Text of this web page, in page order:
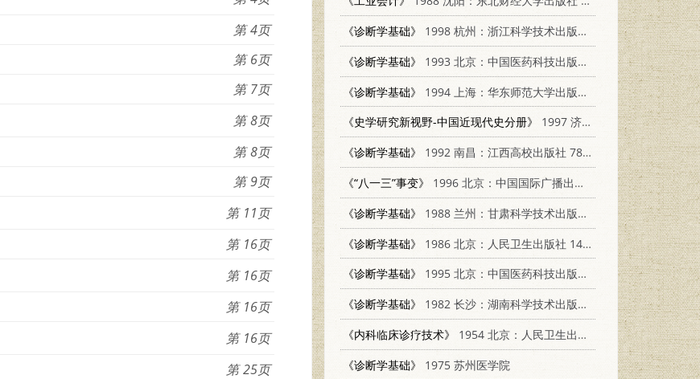
4
6
7
8
8
9
11
16
16
16
16
25
《诊断学基础》
1998 杭州：浙江科学技术出版社 7534111579
《诊断学基础》
1993 北京：中国医药科技出版社 7506709953
《诊断学基础》
1994 上海：华东师范大学出版社 7561711557
《史学研究新视野-中国近现代史分册》
1997 济南：山东大学出版社
《诊断学基础》
1992 南昌：江西高校出版社 7810331744
《“八一三”事变》
1996 北京：中国国际广播出版社 750781324X
《诊断学基础》
1988 兰州：甘肃科学技术出版社 7542400851
《诊断学基础》
1986 北京：人民卫生出版社 14048·5182
《诊断学基础》
1995 北京：中国医药科技出版社 750671437X
《诊断学基础》
1982 长沙：湖南科学技术出版社 14204·53
《内科临床诊疗技术》
1954 北京：人民卫生出版社 14048·0504
《诊断学基础》
1975 苏州医学院